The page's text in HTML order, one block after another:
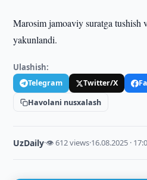
Marosim jamoaviy suratga tushish
yakunlandi.
Ulashish:
Telegram Twitter/X
Havolani nusxalash
UzDaily·👁 612 views·16.08.2025 ·